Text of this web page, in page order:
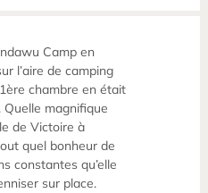
Camp en
l’aire de camping
chambre en était
Quelle magnifique
de Victoire à
quel bonheur de
constantes qu’elle
sur place.